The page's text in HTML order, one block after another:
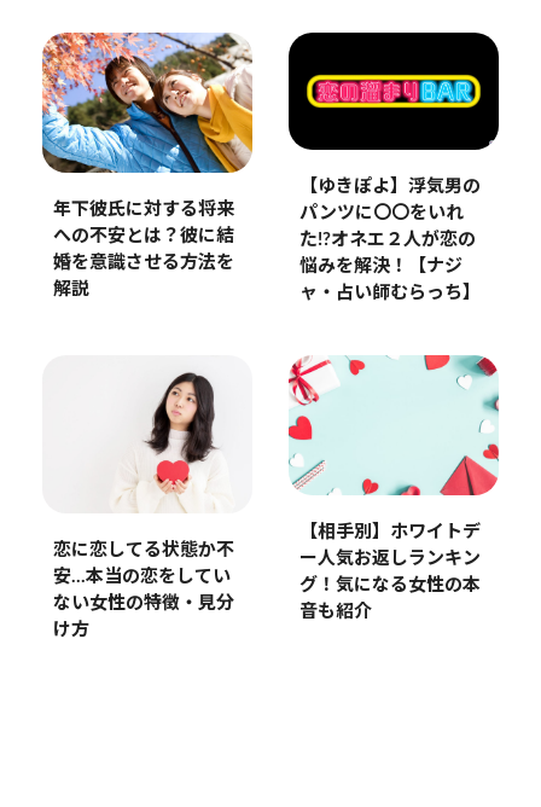
年下彼氏に対する将来
への不安とは？彼に結
婚を意識させる方法を
解説
【ゆきぽよ】浮気男の
パンツに〇〇をいれ
た!?オネエ２人が恋の
悩みを解決！【ナジ
ャ・占い師むらっち】
恋に恋してる状態か不
安…本当の恋をしてい
ない女性の特徴・見分
け方
【相手別】ホワイトデ
ー人気お返しランキン
グ！気になる女性の本
音も紹介